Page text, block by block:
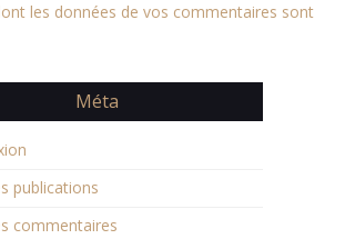
les données de vos commentaires sont
Méta
publications
commentaires